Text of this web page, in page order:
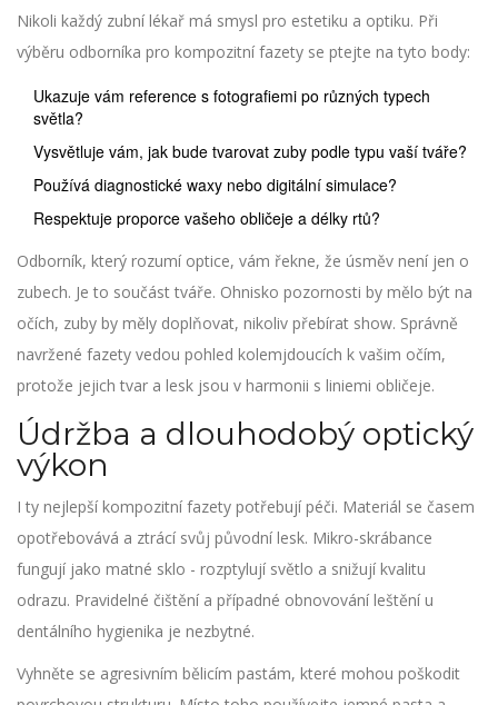
Nikoli každý zubní lékař má smysl pro estetiku a optiku. Při
výběru odborníka pro kompozitní fazety se ptejte na tyto body:
Ukazuje vám reference s fotografiemi po různých typech
světla?
Vysvětluje vám, jak bude tvarovat zuby podle typu vaší tváře?
Používá diagnostické waxy nebo digitální simulace?
Respektuje proporce vašeho obličeje a délky rtů?
Odborník, který rozumí optice, vám řekne, že úsměv není jen o
zubech. Je to součást tváře. Ohnisko pozornosti by mělo být na
očích, zuby by měly doplňovat, nikoliv přebírat show. Správně
navržené fazety vedou pohled kolemjdoucích k vašim očím,
protože jejich tvar a lesk jsou v harmonii s liniemi obličeje.
Údržba a dlouhodobý optický
výkon
I ty nejlepší kompozitní fazety potřebují péči. Materiál se časem
opotřebovává a ztrácí svůj původní lesk. Mikro-skrábance
fungují jako matné sklo - rozptylují světlo a snižují kvalitu
odrazu. Pravidelné čištění a případné obnovování leštění u
dentálního hygienika je nezbytné.
Vyhněte se agresivním bělicím pastám, které mohou poškodit